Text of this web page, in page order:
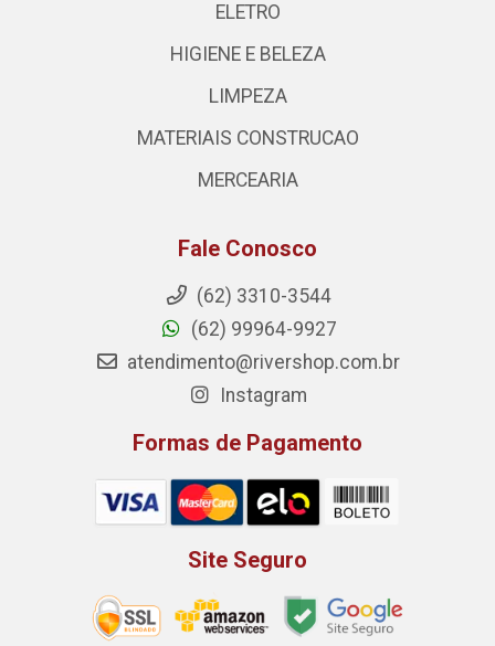
ELETRO
HIGIENE E BELEZA
LIMPEZA
MATERIAIS CONSTRUCAO
MERCEARIA
Fale Conosco
(62) 3310-3544
(62) 99964-9927
atendimento@rivershop.com.br
Instagram
Formas de Pagamento
Site Seguro